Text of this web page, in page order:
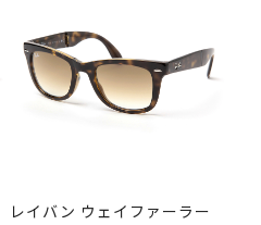
レイバン ウェイファーラー